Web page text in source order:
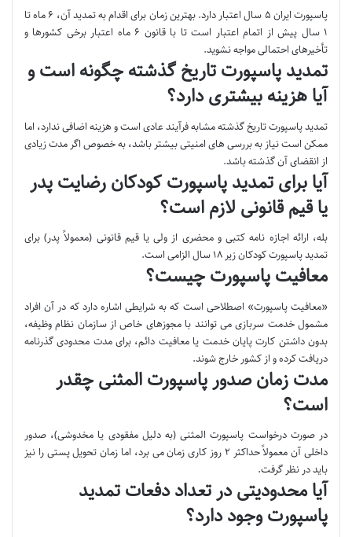
پاسپورت ایران ۵ سال اعتبار دارد. بهترین زمان برای اقدام به تمدید آن، ۶ ماه تا
۱ سال پیش از اتمام اعتبار است تا با قانون ۶ ماه اعتبار برخی کشورها و
تأخیرهای احتمالی مواجه نشوید.
تمدید پاسپورت تاریخ گذشته چگونه است و
آیا هزینه بیشتری دارد؟
تمدید پاسپورت تاریخ گذشته مشابه فرآیند عادی است و هزینه اضافی ندارد، اما
ممکن است نیاز به بررسی های امنیتی بیشتر باشد، به خصوص اگر مدت زیادی
از انقضای آن گذشته باشد.
آیا برای تمدید پاسپورت کودکان رضایت پدر
یا قیم قانونی لازم است؟
بله، ارائه اجازه نامه کتبی و محضری از ولی یا قیم قانونی (معمولاً پدر) برای
تمدید پاسپورت کودکان زیر ۱۸ سال الزامی است.
معافیت پاسپورت چیست؟
«معافیت پاسپورت» اصطلاحی است که به شرایطی اشاره دارد که در آن افراد
مشمول خدمت سربازی می توانند با مجوزهای خاص از سازمان نظام وظیفه،
بدون داشتن کارت پایان خدمت یا معافیت دائم، برای مدت محدودی گذرنامه
دریافت کرده و از کشور خارج شوند.
مدت زمان صدور پاسپورت المثنی چقدر
است؟
در صورت درخواست پاسپورت المثنی (به دلیل مفقودی یا مخدوشی)، صدور
داخلی آن معمولاً حداکثر ۲ روز کاری زمان می برد، اما زمان تحویل پستی را نیز
باید در نظر گرفت.
آیا محدودیتی در تعداد دفعات تمدید
پاسپورت وجود دارد؟